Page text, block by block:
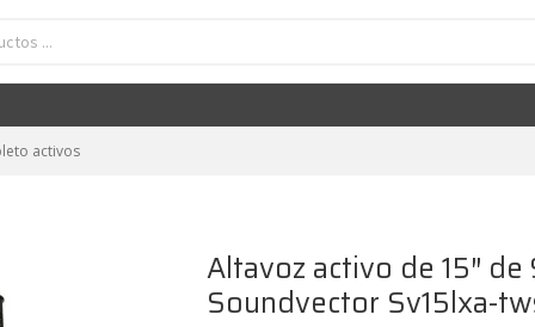
activos
Altavoz activo de 15″
Soundvector Sv15lxa-